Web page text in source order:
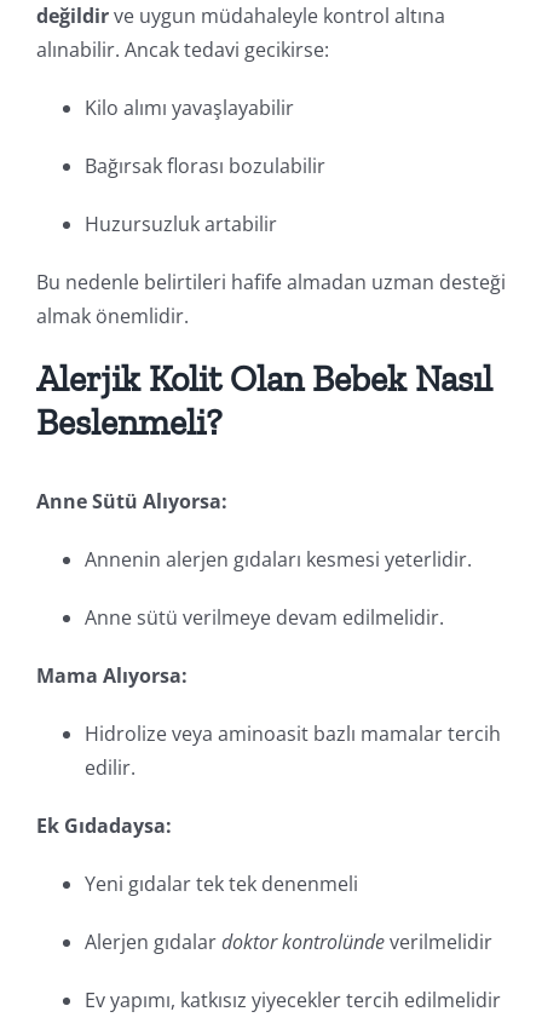
değildirve uygun müdahaleyle kontrol altına
alınabilir. Ancak tedavi gecikirse:
Kilo alımı yavaşlayabilir
Bağırsak florası bozulabilir
Huzursuzluk artabilir
Bu nedenle belirtileri hafife almadan uzman desteği
almak önemlidir.
Alerjik Kolit Olan Bebek Nasıl
Beslenmeli?
Anne Sütü Alıyorsa:
Annenin alerjen gıdaları kesmesi yeterlidir.
Anne sütü verilmeye devam edilmelidir.
Mama Alıyorsa:
Hidrolize veya aminoasit bazlı mamalar tercih
edilir.
Ek Gıdadaysa:
Yeni gıdalar tek tek denenmeli
Alerjen gıdalardoktor kontrolündeverilmelidir
Ev yapımı, katkısız yiyecekler tercih edilmelidir